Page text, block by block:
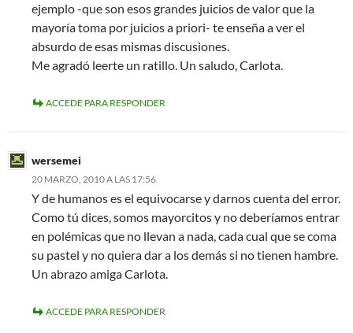
ejemplo -que son esos grandes juicios de valor que la
mayoría toma por juicios a priori- te enseña a ver el
absurdo de esas mismas discusiones.
Me agradó leerte un ratillo. Un saludo, Carlota.
ACCEDE PARA RESPONDER
wersemei
20 MARZO, 2010 A LAS 17:56
Y de humanos es el equivocarse y darnos cuenta del error.
Como tú dices, somos mayorcitos y no deberíamos entrar
en polémicas que no llevan a nada, cada cual que se coma
su pastel y no quiera dar a los demás si no tienen hambre.
Un abrazo amiga Carlota.
ACCEDE PARA RESPONDER